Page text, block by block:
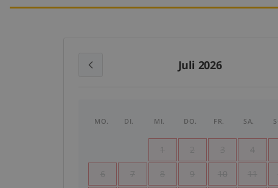
Juli 2026
MO. DI. MI. DO. FR. SA.
1 2 3 4
6 7 8 9 10 11